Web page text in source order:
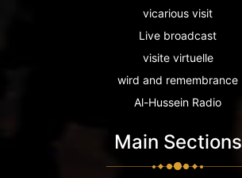
vicarious visit
Live broadcast
visite virtuelle
wird and remembrance
Al-Hussein Radio
Main Sections